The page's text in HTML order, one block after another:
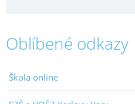
Oblíbené odkazy
Škola online